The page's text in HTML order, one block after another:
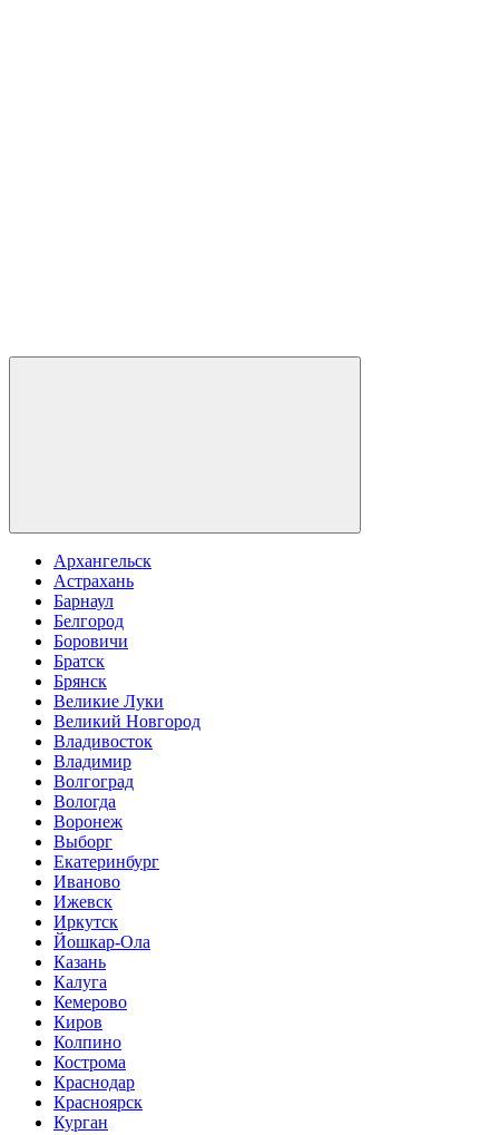
Архангельск
Астрахань
Барнаул
Белгород
Боровичи
Братск
Брянск
Великие Луки
Великий Новгород
Владивосток
Владимир
Волгоград
Вологда
Воронеж
Выборг
Екатеринбург
Иваново
Ижевск
Иркутск
Йошкар-Ола
Казань
Калуга
Кемерово
Киров
Колпино
Кострома
Краснодар
Красноярск
Курган